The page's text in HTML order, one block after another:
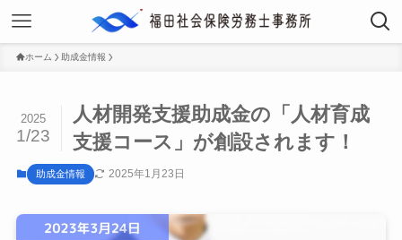
ホーム 助成金情報
人材開発支援助成金の「人材育成
支援コース」が創設されます！
2025
1/23
助成金情報 2025年1月23日